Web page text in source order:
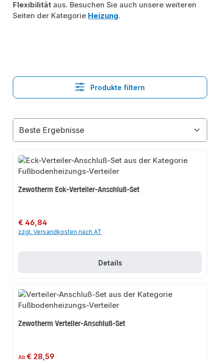
Flexibilität aus. Besuchen Sie auch unsere weiteren
Seiten der Kategorie Heizung.
Produkte filtern
Zewotherm Eck-Verteiler-Anschluß-Set
Regulärer Preis:
€ 46,84
zzgl. Versandkosten nach AT
Details
Zewotherm Verteiler-Anschluß-Set
Regulärer Preis:
Ab€ 28,59